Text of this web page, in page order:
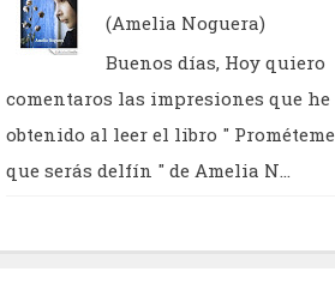
(Amelia Noguera)
Buenos días, Hoy quiero
comentaros las impresiones que he
obtenido al leer el libro " Prométeme
que serás delfín " de Amelia N...